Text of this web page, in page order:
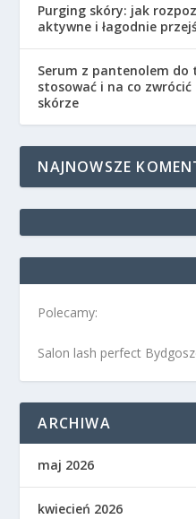
Purging skóry: jak
aktywne i łagodnie
Serum z pantenolem do
stosować i na co
skórze
NAJNOWSZE
Polecamy:
Salon lash perfect
ARCHIWA
maj 2026
kwiecień 2026